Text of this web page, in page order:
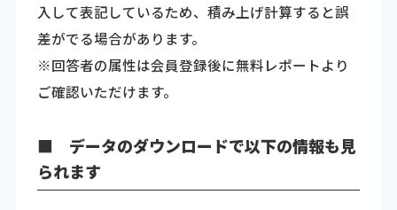
入して表記しているため、積み上げ計算すると誤
差がでる場合があります。
※回答者の属性は会員登録後に無料レポートより
ご確認いただけます。
■ データのダウンロードで以下の情報も見
られます